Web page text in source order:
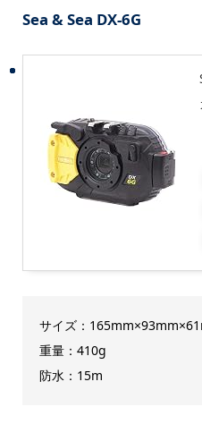
Sea & Sea DX-6G
サイズ：
重量：410g
防水：15m